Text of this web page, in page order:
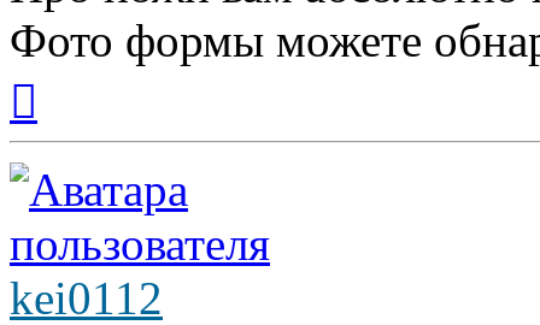
Фото формы можете
началу
kei0112